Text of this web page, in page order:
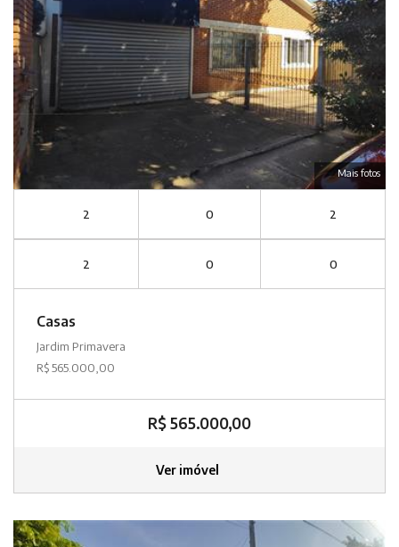
Mais fotos
2 0 2
2 0 0
Casas
Jardim Primavera
R$ 565.000,00
R$ 565.000,00
Ver imóvel